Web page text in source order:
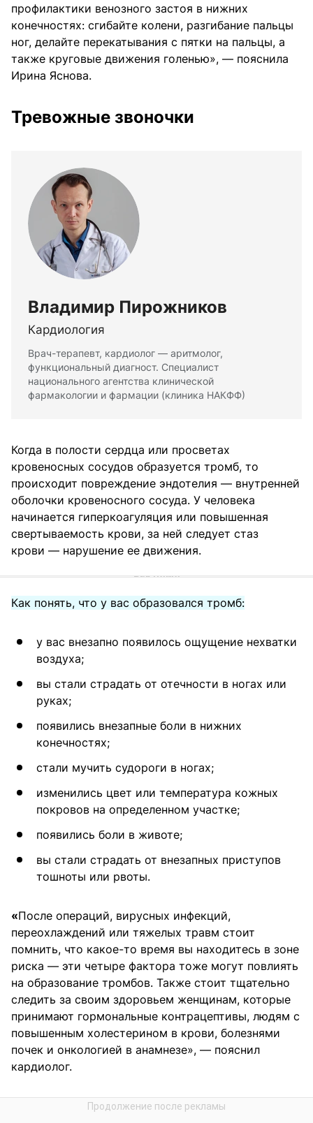
профилактики венозного застоя в нижних
конечностях: сгибайте колени, разгибание пальцы
ног, делайте перекатывания с пятки на пальцы, а
также круговые движения голенью», — пояснила
Ирина Яснова.
Тревожные звоночки
Владимир Пирожников
Кардиология
Врач-терапевт, кардиолог — аритмолог,
функциональный диагност. Специалист
национального агентства клинической
фармакологии и фармации (клиника НАКФФ)
Когда в полости сердца или просветах
кровеносных сосудов образуется тромб, то
происходит повреждение эндотелия — внутренней
оболочки кровеносного сосуда. У человека
начинается гиперкоагуляция или повышенная
свертываемость крови, за ней следует стаз
крови — нарушение ее движения.
Как понять, что у вас образовался тромб:
у вас внезапно появилось ощущение нехватки
воздуха;
вы стали страдать от отечности в ногах или
руках;
появились внезапные боли в нижних
конечностях;
стали мучить судороги в ногах;
изменились цвет или температура кожных
покровов на определенном участке;
появились боли в животе;
вы стали страдать от внезапных приступов
тошноты или рвоты.
«После операций, вирусных инфекций,
переохлаждений или тяжелых травм стоит
помнить, что какое-то время вы находитесь в зоне
риска — эти четыре фактора тоже могут повлиять
на образование тромбов. Также стоит тщательно
следить за своим здоровьем женщинам, которые
принимают гормональные контрацептивы, людям с
повышенным холестерином в крови, болезнями
почек и онкологией в анамнезе», — пояснил
кардиолог.